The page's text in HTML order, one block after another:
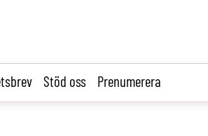
Stöd oss Prenumerera